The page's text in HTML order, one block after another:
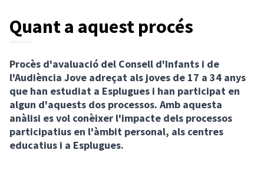
Quant a aquest procés
Procès d'avaluació del Consell d'Infants i de
l'Audiència Jove adreçat als joves de 17 a 34 anys
que han estudiat a Esplugues i han participat en
algun d'aquests dos processos. Amb aquesta
anàlisi es vol conèixer l'impacte dels processos
participatius en l'àmbit personal, als centres
educatius i a Esplugues.